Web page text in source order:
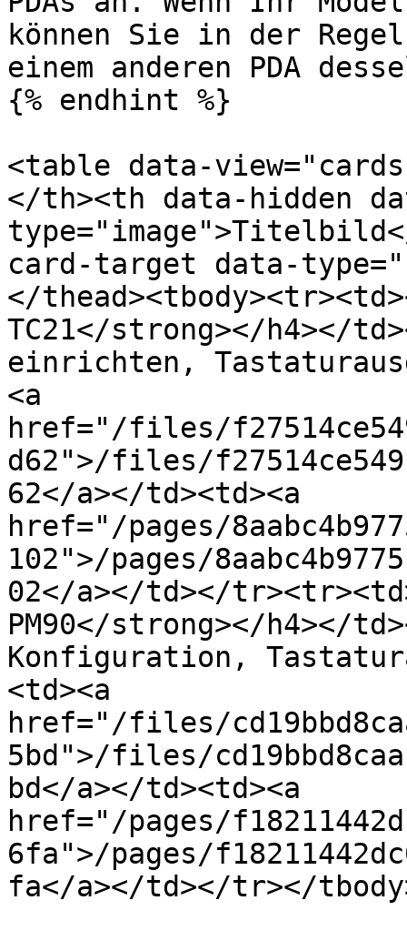
können Sie in der
einem anderen PDA
{% endhint %}
<table data-
</th><th data-hidden
card-target data-
</
TC21</strong></h4></
einrichten,
<a
href="/files/
d62">/files/
62</a></td><td><a
href="/pages/
102">/pages/
02</a></td></
PM90</strong></h4></
Konfiguration,
<td><a
href="/files/
5bd">/files/
bd</a></td><td><a
href="/pages/
6fa">/pages/